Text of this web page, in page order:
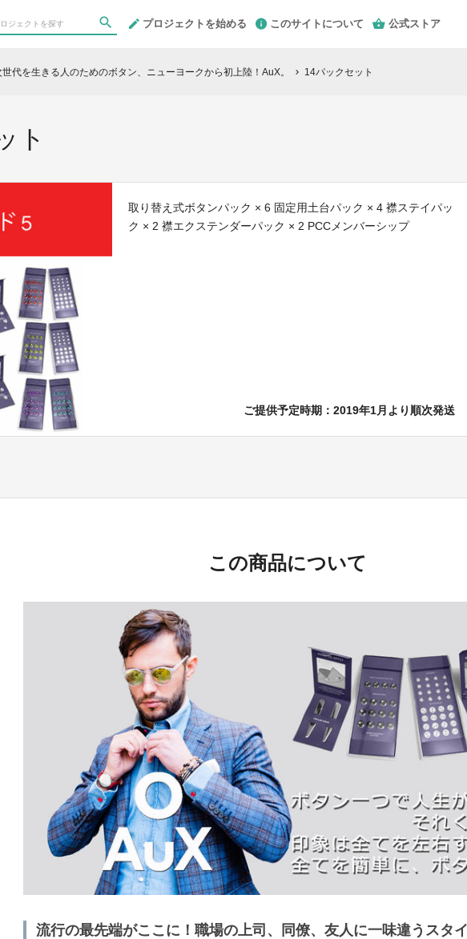
プロジェクトを始める このサイトについて 公式ストア
世代を生きる人のためのボタン、ニューヨークから初上陸！AuX。 chevron_right 14パックセット
ト
取り替え式ボタンパック × 6 固定用土台パック × 4 襟ステイパッ
ク × 2 襟エクステンダーパック × 2 PCCメンバーシップ
ご提供予定時期：2019年1月より順次発送
この商品について
流行の最先端がここに！職場の上司、同僚、友人に一味違うスタ